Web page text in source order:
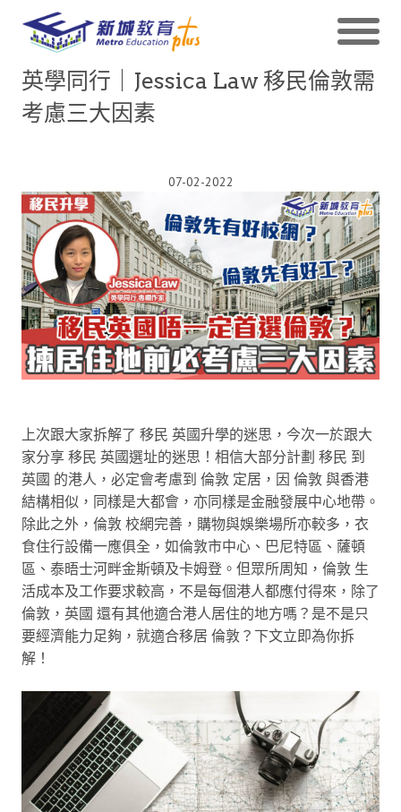
英學同行｜Jessica Law 移民倫敦需
考慮三大因素
07-02-2022
上次跟大家拆解了 移民 英國升學的迷思，今次一於跟大
家分享 移民 英國選址的迷思！相信大部分計劃 移民 到
英國 的港人，必定會考慮到 倫敦 定居，因 倫敦 與香港
結構相似，同樣是大都會，亦同樣是金融發展中心地帶。
除此之外，倫敦 校網完善，購物與娛樂場所亦較多，衣
食住行設備一應俱全，如倫敦市中心、巴尼特區、薩頓
區、泰晤士河畔金斯頓及卡姆登。但眾所周知，倫敦 生
活成本及工作要求較高，不是每個港人都應付得來，除了
倫敦，英國 還有其他適合港人居住的地方嗎？是不是只
要經濟能力足夠，就適合移居 倫敦？下文立即為你拆
解！